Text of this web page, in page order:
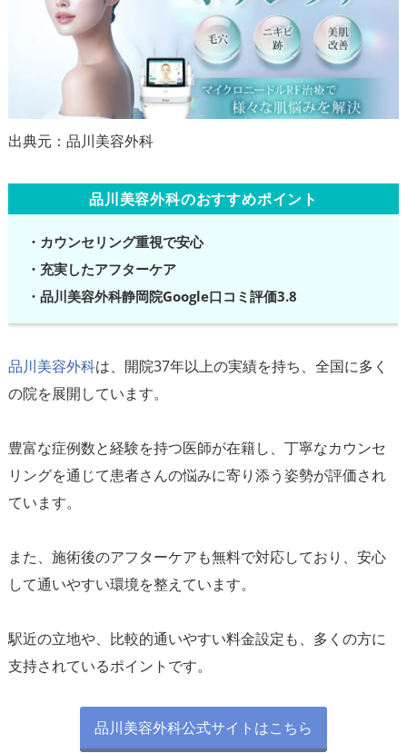
出典元：品川美容外科
品川美容外科のおすすめポイント
・カウンセリング重視で安心
・充実したアフターケア
・品川美容外科静岡院Google口コミ評価3.8
品川美容外科は、開院37年以上の実績を持ち、全国に多く
の院を展開しています。
豊富な症例数と経験を持つ医師が在籍し、丁寧なカウンセ
リングを通じて患者さんの悩みに寄り添う姿勢が評価され
ています。
また、施術後のアフターケアも無料で対応しており、安心
して通いやすい環境を整えています。
駅近の立地や、比較的通いやすい料金設定も、多くの方に
支持されているポイントです。
品川美容外科公式サイトはこちら